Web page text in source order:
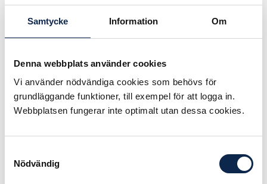
Samtycke Information Om
Denna webbplats använder cookies
Vi använder nödvändiga cookies som behövs för
grundläggande funktioner, till exempel för att logga in.
Webbplatsen fungerar inte optimalt utan dessa cookies.
Nödvändig
som stor stark aktör inom
kultursektorn kommer att vara ett
ambitionen att kunna erbjuda alla
elever i länets grundskolor en
teaterföreställning varje läsår
reviderades för länge sedan och
anställningar fylla de luckor som